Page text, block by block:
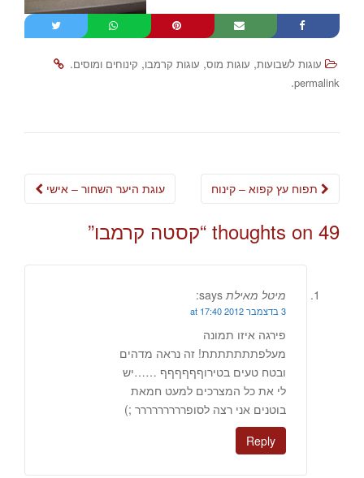
עוגות לשבועות, עוגות מוס, עוגות קרמבו, קינוחים ומוסים.
permalink
.
Post
עוגת היער השחור – אישי
49 thoughts on “ קסטה קרמבו”
מיטל מאילת says:
3 בדצמבר 2012 at 17:40
פירגה איזו תמונה
מעלפתתתתתתת! זה נראה מדהים
ובטח טעים בטירוףףףףףף ……יש
לי את כל המצרכים למעט חמאת
בוטנים אני רצה לסופררררררררר ;)
Reply